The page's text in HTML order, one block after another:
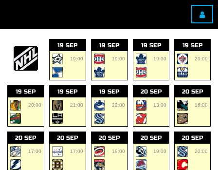
19 SEP
19:00
19 SEP
19:00
19 SEP
19:00
19 SEP
20:00
19 SEP
20:00
19 SEP
21:00
19 SEP
22:00
20 SEP
13:00
20 SEP
16:00
20 SEP
17:00
20 SEP
17:00
20 SEP
19:00
20 SEP
19:00
20 SEP
20:00